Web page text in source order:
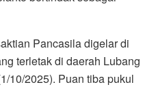
Pancasila digelar di
terletak di daerah Lubang
10/2025). Puan tiba pukul